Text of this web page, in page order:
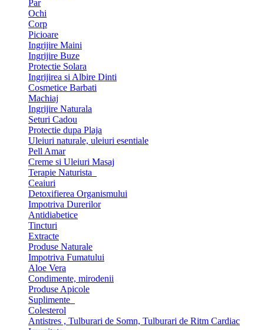
Par
Ochi
Corp
Picioare
Ingrijire Maini
Ingrijire Buze
Protectie Solara
Ingrijirea si Albire Dinti
Cosmetice Barbati
Machiaj
Ingrijire Naturala
Seturi Cadou
Protectie dupa Plaja
Uleiuri naturale, uleiuri esentiale
Pell Amar
Creme si Uleiuri Masaj
Terapie Naturista
Ceaiuri
Detoxifierea Organismului
Impotriva Durerilor
Antidiabetice
Tincturi
Extracte
Produse Naturale
Impotriva Fumatului
Aloe Vera
Condimente, mirodenii
Produse Apicole
Suplimente
Colesterol
Antistres , Tulburari de Somn, Tulburari de Ritm Cardiac